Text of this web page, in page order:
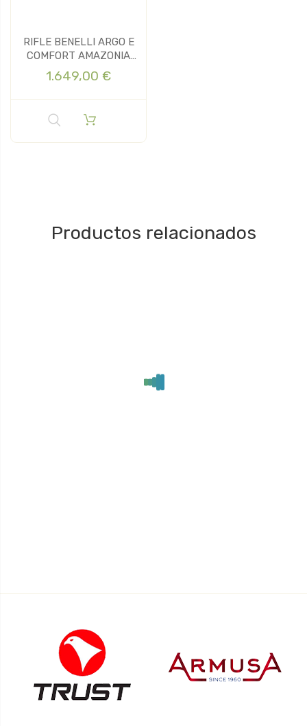
RIFLE BENELLI ARGO E
COMFORT AMAZONIA
CAL 30-06
1.649,00 €
Productos relacionados